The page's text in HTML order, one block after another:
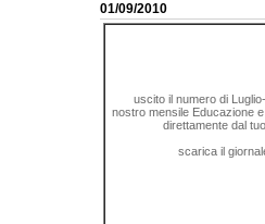
01/09/2010
uscito il numero di
nostro mensile Educazione
direttamente dal
scarica il